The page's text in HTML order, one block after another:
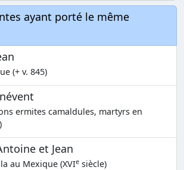
ayant porté le même
(+ v. 845)
ermites camaldules, martyrs en
et Jean
au Mexique (XVIe siècle)